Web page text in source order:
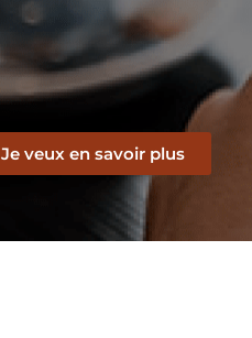
Je veux en savoir plus